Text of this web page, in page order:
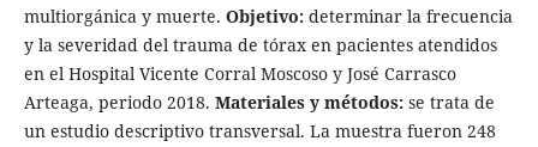
multiorgánica y muerte. Objetivo:determinar la frecuencia
y la severidad del trauma de tórax en pacientes atendidos
en el Hospital Vicente Corral Moscoso y José Carrasco
Arteaga, periodo 2018. Materiales y métodos:se trata de
un estudio descriptivo transversal. La muestra fueron 248